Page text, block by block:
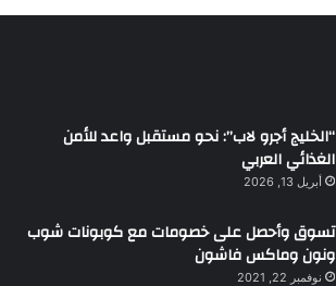
“الخليج أجرو لاب”: نحو مستقبل واعد للأمن
الغذائي العربي
أبريل 13, 2026
تسوق وأحصل على خصومات مع كوبونات شوب
ونون وماكس فاشون
نوفمبر 22, 2021